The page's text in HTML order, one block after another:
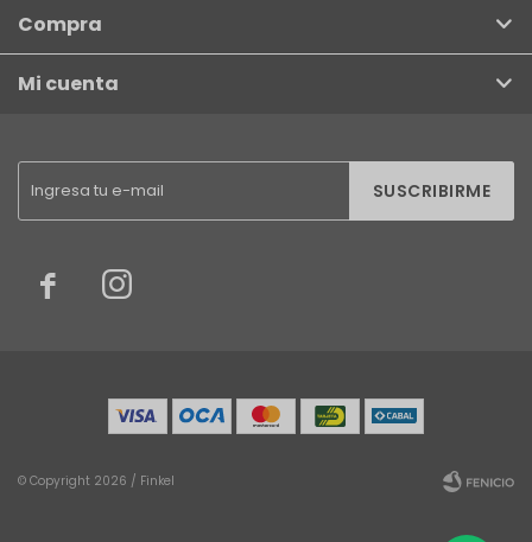
SUSCRIBIRME
 
Compra
Mi cuenta
© Copyright 2026 / Finkel